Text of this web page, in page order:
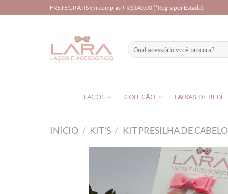
to
FRETE GRÁTIS em compras + R$140,00 (*Regra por Estado)
Pesquisar
por:
LAÇOS COLEÇÃO FAIXAS DE BEBÊ
INÍCIO / KIT'S / KIT PRESILHA DE CABELO